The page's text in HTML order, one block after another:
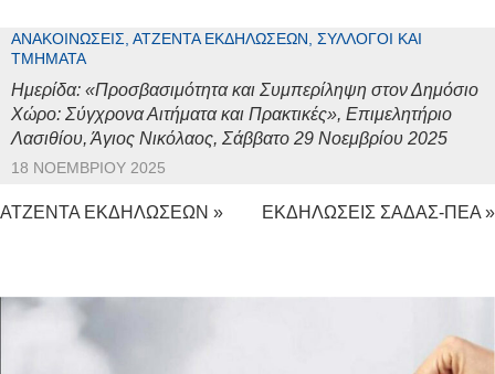
ΑΝΑΚΟΙΝΏΣΕΙΣ, ΑΤΖΈΝΤΑ ΕΚΔΗΛΏΣΕΩΝ, ΣΎΛΛΟΓΟΙ ΚΑΙ
ΤΜΉΜΑΤΑ
Ημερίδα: «Προσβασιμότητα και Συμπερίληψη στον Δημόσιο
Χώρο: Σύγχρονα Αιτήματα και Πρακτικές», Επιμελητήριο
Λασιθίου, Άγιος Νικόλαος, Σάββατο 29 Νοεμβρίου 2025
18 ΝΟΕΜΒΡΊΟΥ 2025
ΑΤΖΕΝΤΑ ΕΚΔΗΛΩΣΕΩΝ » ΕΚΔΗΛΩΣΕΙΣ ΣΑΔΑΣ-ΠΕΑ »